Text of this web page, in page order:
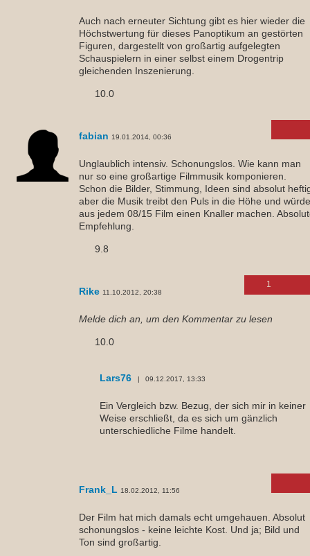
Auch nach erneuter Sichtung gibt es hier wieder die
Höchstwertung für dieses Panoptikum an gestörten
Figuren, dargestellt von großartig aufgelegten
Schauspielern in einer selbst einem Drogentrip
gleichenden Inszenierung.
10.0
fabian 19.01.2014, 00:36
Unglaublich intensiv. Schonungslos. Wie kann man
nur so eine großartige Filmmusik komponieren.
Schon die Bilder, Stimmung, Ideen sind absolut
aber die Musik treibt den Puls in die Höhe und würde
aus jedem 08/15 Film einen Knaller machen.
Empfehlung.
9.8
Rike 11.10.2012, 20:38
Melde dich an, um den Kommentar zu lesen
10.0
Lars76 09.12.2017, 13:33
Ein Vergleich bzw. Bezug, der sich mir in keiner
Weise erschließt, da es sich um gänzlich
unterschiedliche Filme handelt.
1
Frank_L 18.02.2012, 11:56
Der Film hat mich damals echt umgehauen. Absolut
schonungslos - keine leichte Kost. Und ja; Bild und
Ton sind großartig.